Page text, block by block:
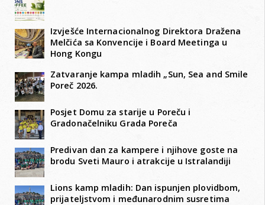
Izvješće Internacionalnog Direktora Dražena
Melčića sa Konvencije i Board Meetinga u
Hong Kongu
Zatvaranje kampa mladih „Sun, Sea and Smile
Poreč 2026.
Posjet Domu za starije u Poreču i
Gradonačelniku Grada Poreča
Predivan dan za kampere i njihove goste na
brodu Sveti Mauro i atrakcije u Istralandiji
Lions kamp mladih: Dan ispunjen plovidbom,
prijateljstvom i međunarodnim susretima